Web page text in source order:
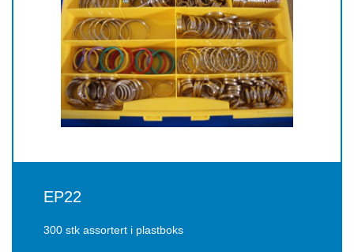
EP22
300 stk assortert i plastboks